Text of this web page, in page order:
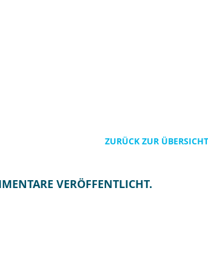
ZURÜCK ZUR ÜBERSICHT
VERÖFFENTLICHT.